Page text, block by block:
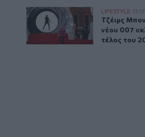
Τζέιμς Μποντ: Η ανακοίνωση
LIFESTYLE 11:17
Τζέιμς
Τζέιμς
νέου 007
τέλος του